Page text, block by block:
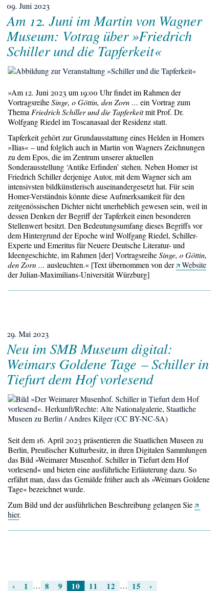
09. Juni 2023
Am 12. Juni im Martin von Wagner
Museum: Votrag über »Friedrich
Schiller und die Tapferkeit«
»Am 12. Juni 2023 um 19:00 Uhr findet im Rahmen der
VortragsreiheSinge, o Göttin, den Zorn … ein Vortrag zum
ThemaFriedrich Schiller und die Tapferkeitmit Prof. Dr.
Wolfgang Riedel im Toscanasaal der Residenz statt.
Tapferkeit gehört zur Grundausstattung eines Helden in Homers
»Ilias« – und folglich auch in Martin von Wagners Zeichnungen
zu dem Epos, die im Zentrum unserer aktuellen
Sonderausstellung ‘Antike Erfinden’ stehen. Neben Homer ist
Friedrich Schiller derjenige Autor, mit dem Wagner sich am
intensivsten bildkünstlerisch auseinandergesetzt hat. Für sein
Homer-Verständnis könnte diese Aufmerksamkeit für den
zeitgenössischen Dichter nicht unerheblich gewesen sein, weil in
dessen Denken der Begriff der Tapferkeit einen besonderen
Stellenwert besitzt. Den Bedeutungsumfang dieses Begriffs vor
dem Hintergrund der Epoche wird Wolfgang Riedel, Schiller-
Experte und Emeritus für Neuere Deutsche Literatur- und
Ideengeschichte, im Rahmen [der] VortragsreiheSinge, o Göttin,
den Zorn … ausleuchten.« [Text übernommen von der
Website
der Julian-Maximilians-Universität Würzburg]
29. Mai 2023
Neu im SMB Museum digital:
Weimars Goldene Tage – Schiller in
Tiefurt dem Hof vorlesend
Seit dem 16. April 2023 präsentieren die Staatlichen Museen zu
Berlin, Preußischer Kulturbesitz, in ihren Digitalen Sammlungen
das Bild »Weimarer Musenhof. Schiller in Tiefurt dem Hof
vorlesend« und bieten eine ausführliche Erläuterung dazu. So
erfährt man, dass das Gemälde früher auch als »Weimars Goldene
Tage« bezeichnet wurde.
Zum Bild und der ausführlichen Beschreibung gelangen Sie
hier.
‹ 1 … 8 9 10 11 12 … 15 ›